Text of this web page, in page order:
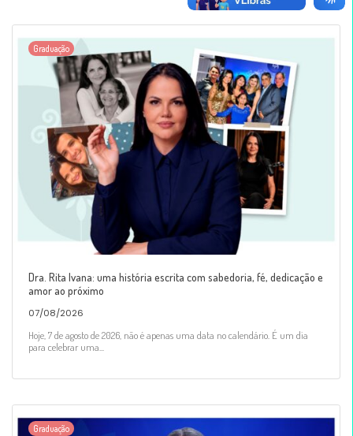
Graduação
Dra. Rita Ivana: uma história escrita com sabedoria, fé, dedicação e
amor ao próximo
07/08/2026
Hoje, 7 de agosto de 2026, não é apenas uma data no calendário. É um dia
para celebrar uma...
Graduação